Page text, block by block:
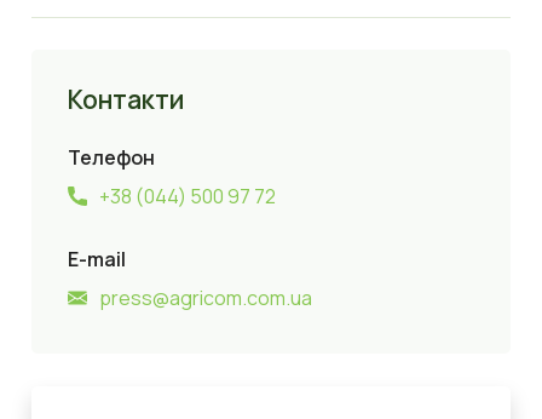
Контакти
Телефон
+38 (044) 500 97 72
E-mail
press@agricom.com.ua